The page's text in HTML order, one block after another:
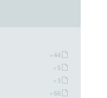
» 44
» 5
» 3
» 66